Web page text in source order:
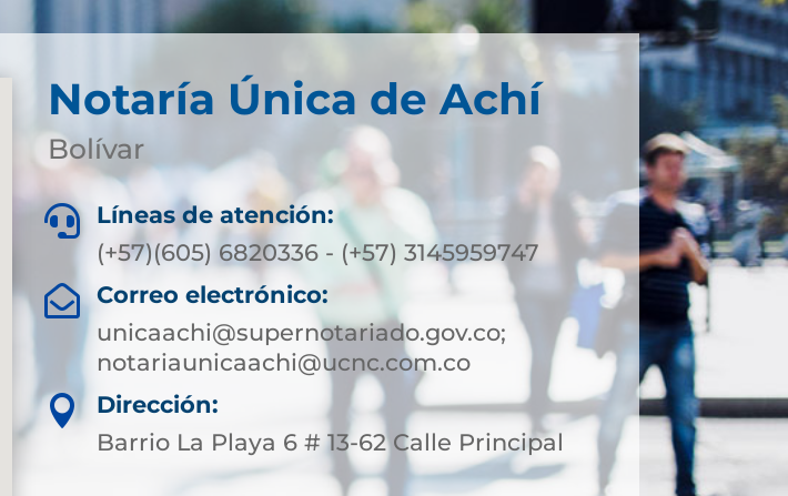
Notaría Única de Achí
Bolívar

Líneas de atención:
(+57)(605) 6820336 - (+57) 3145959747
 Correo electrónico:
unicaachi@supernotariado.gov.co;
notariaunicaachi@ucnc.com.co

Dirección:
Barrio La Playa 6 # 13-62 Calle Principal